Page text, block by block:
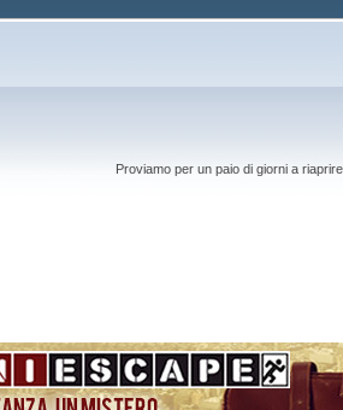
Proviamo per un paio di giorni a